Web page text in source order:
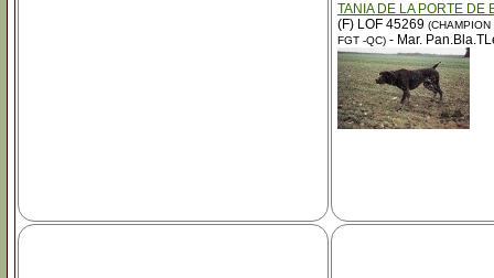
TANIA DE LA PORTE DE
(F) LOF 45269 (CHAMPION
FGT -QC) - Mar.